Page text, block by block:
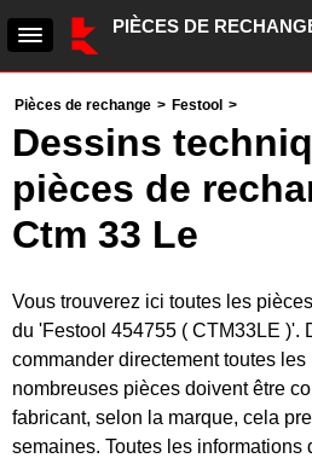
PIÈCES DE
Pièces de rechange > Festool >
Dessins
pièces de
Ctm 33 Le
Vous trouverez ici toutes les
du 'Festool 454755 ( CTM33LE )'.
commander directement toutes
nombreuses pièces doivent être
fabricant, selon la marque, cela
semaines. Toutes les informations